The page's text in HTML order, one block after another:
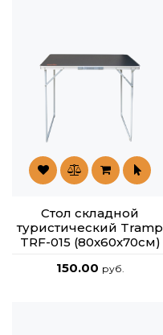
Стол складной
туристический Tramp
TRF-015 (80x60x70см)
150.00 руб.